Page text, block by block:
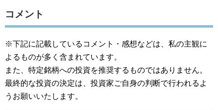
コメント
※下記に記載しているコメント・感想などは、私の主観に
よるものが多く含まれています。
また、特定銘柄への投資を推奨するものではありません。
最終的な投資の決定は、投資家ご自身の判断で行われるよ
うお願いいたします。